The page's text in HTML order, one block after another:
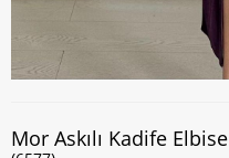
Mor Askılı Kadife Elbise